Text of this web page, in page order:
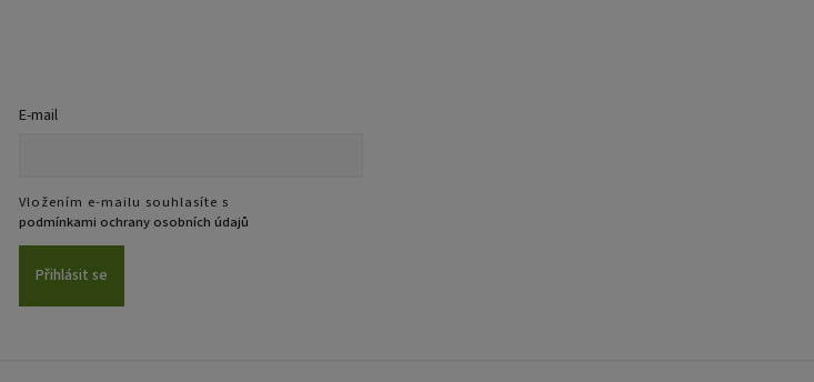
E-mail
Vložením e-mailu souhlasíte s
podmínkami ochrany osobních údajů
Přihlásit se